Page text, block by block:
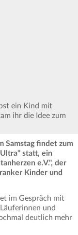
ein Kind mit
ihr die Idee zum
Samstag findet zum
statt, ein
e.V.", der
Kinder und
im Gespräch mit
und
deutlich mehr